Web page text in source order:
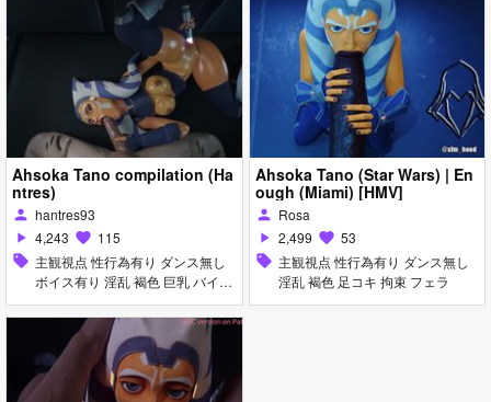
Ahsoka Tano compilation (Ha
ntres)
person hantres93
play_arrow 4,243 favorite 115
sell 主観視点 性行為有り ダンス無し
ボイス有り 淫乱 褐色 巨乳 バイ
ブ・ローター アナル責め 顔射 デ
ィープスロート 手コキ フェラ 乱
Ahsoka Tano (Star Wars) | En
ough (Miami) [HMV]
person Rosa
play_arrow 2,499 favorite 53
sell 主観視点 性行為有り ダンス無し
淫乱 褐色 足コキ 拘束 フェラ